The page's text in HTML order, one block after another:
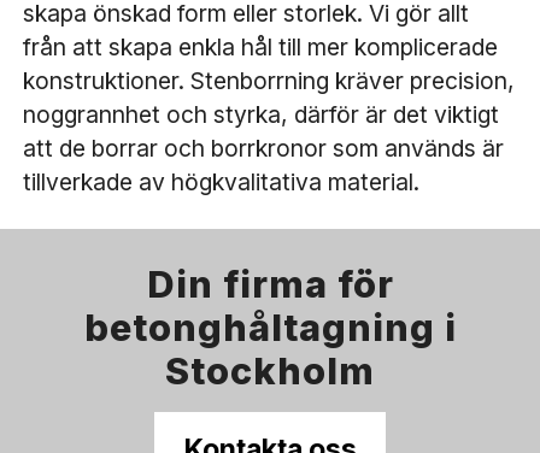
skapa önskad form eller storlek. Vi gör allt
från att skapa enkla hål till mer komplicerade
konstruktioner. Stenborrning kräver precision,
noggrannhet och styrka, därför är det viktigt
att de borrar och borrkronor som används är
tillverkade av högkvalitativa material.
Din firma för
betonghåltagning i
Stockholm